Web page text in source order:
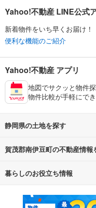
Yahoo!不動産 LINE公式
新着物件をいち早くお届け！
便利な機能のご紹介
Yahoo!不動産 アプリ
地図でサクッと物件
物件比較が手軽にで
静岡県の土地を探す
路線・駅から探す
通勤・通学時間から探す
賀茂郡南伊豆町の不動産情報
不動産・住宅
新築マンション
暮らしのお役立ち情報
マンションカタログ